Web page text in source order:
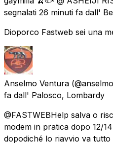
segnalati 26 minuti fa dall'
Dioporco Fastweb sei una
Anselmo Ventura
fa dall' Palosco, Lombardy
@FASTWEBHelp salva o
modem in pratica dopo 12/
dopodiché lo riavvio va